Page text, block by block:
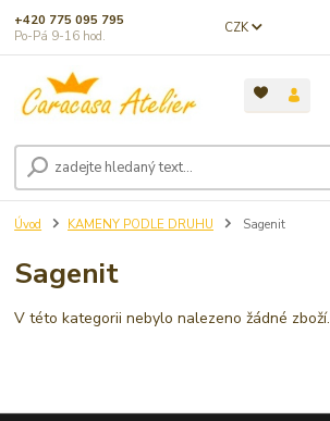
CZK
+420 775 095 795
Po-Pá 9-16 hod.
Úvod KAMENY PODLE DRUHU Sagenit
Sagenit
V této kategorii nebylo nalezeno žádné zboží.